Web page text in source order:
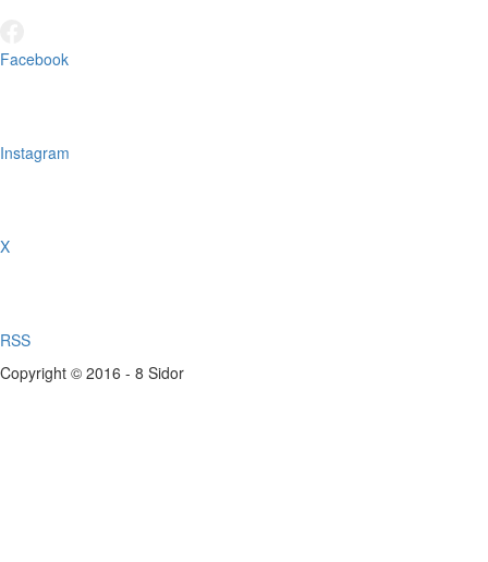
Facebook
Instagram
X
RSS
Copyright © 2016 - 8 Sidor